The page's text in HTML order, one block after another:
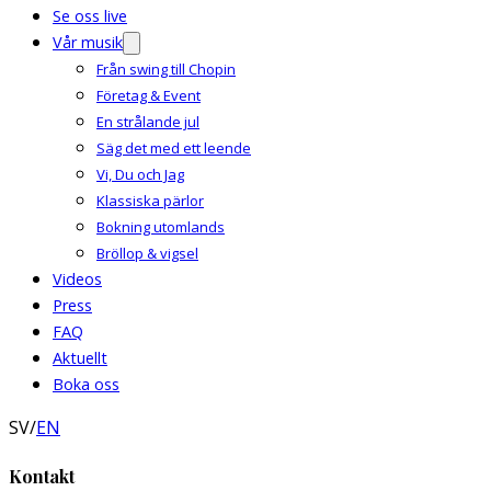
Se oss live
Vår musik
Från swing till Chopin
Företag & Event
En strålande jul
Säg det med ett leende
Vi, Du och Jag
Klassiska pärlor
Bokning utomlands
Bröllop & vigsel
Videos
Press
FAQ
Aktuellt
Boka oss
SV/EN
Kontakt